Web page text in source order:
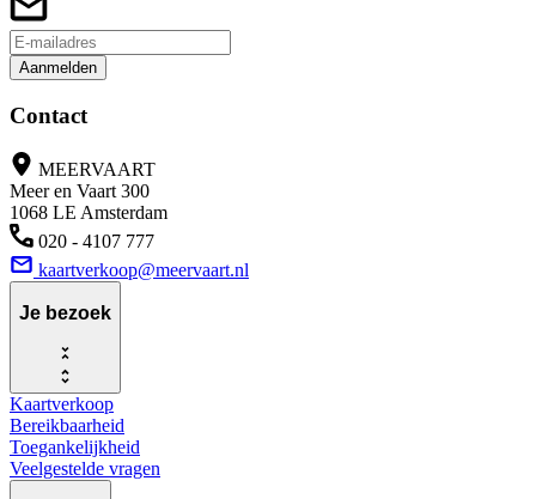
Aanmelden
Contact
MEERVAART
Meer en Vaart 300
1068 LE Amsterdam
020 - 4107 777
kaartverkoop@meervaart.nl
Je bezoek
Kaartverkoop
Bereikbaarheid
Toegankelijkheid
Veelgestelde vragen